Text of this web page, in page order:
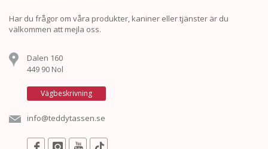
Har du frågor om våra produkter, kaniner eller tjänster är du
välkommen att mejla oss.
Dalen 160
449 90 Nol
Vägbeskrivning
info@teddytassen.se